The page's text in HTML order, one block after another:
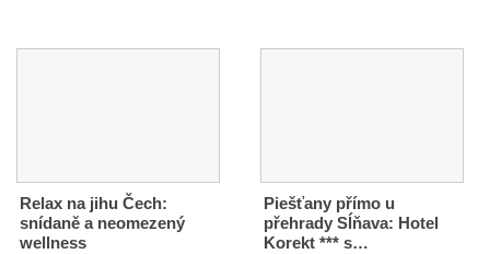
Relax na jihu Čech:
snídaně a neomezený
wellness
Piešťany přímo u
přehrady Sĺňava: Hotel
Korekt *** s…